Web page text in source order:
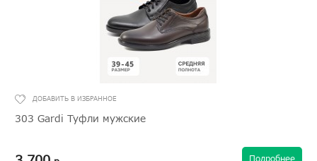
303 Gardi Туфли мужские